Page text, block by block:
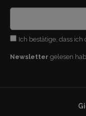
Ich bestätige, dass ich
Newsletter gelesen